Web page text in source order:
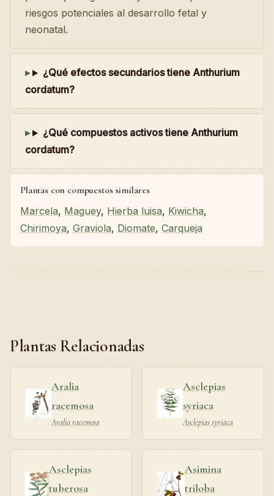
riesgos potenciales al desarrollo fetal y
neonatal.
¿Qué efectos secundarios tiene Anthurium
cordatum?
¿Qué compuestos activos tiene Anthurium
cordatum?
Plantas con compuestos similares
Marcela, Maguey, Hierba luisa, Kiwicha,
Chirimoya, Graviola, Diomate, Carqueja
Plantas Relacionadas
Aralia
racemosa
Aralia racemosa
Asclepias
syriaca
Asclepias syriaca
Asclepias
tuberosa
Asimina
triloba